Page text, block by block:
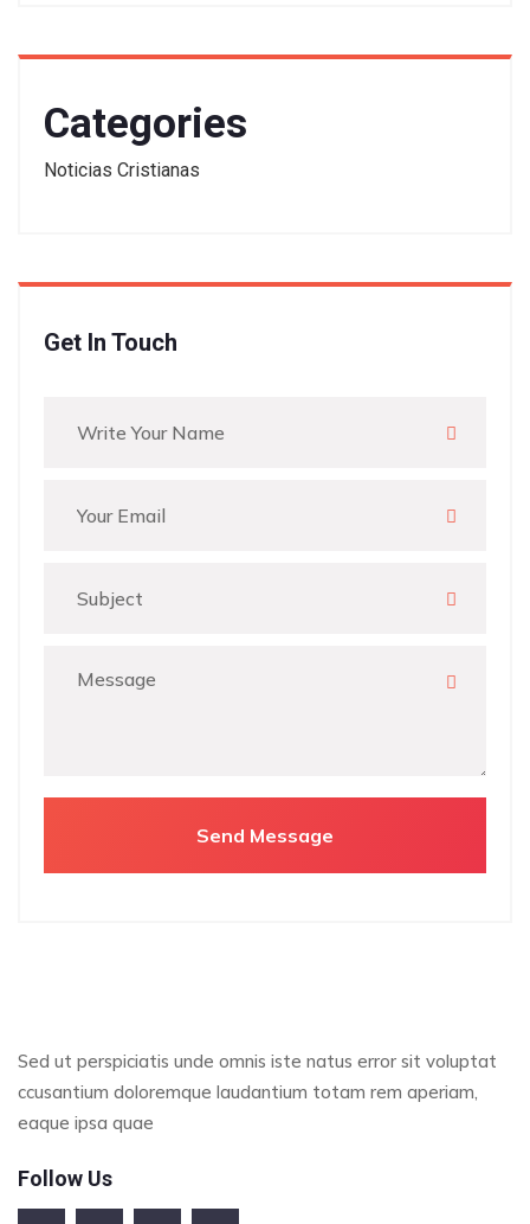
Categories
Noticias Cristianas
Get In Touch
Sed ut perspiciatis unde omnis iste natus error sit voluptat
ccusantium doloremque laudantium totam rem aperiam,
eaque ipsa quae
Follow Us